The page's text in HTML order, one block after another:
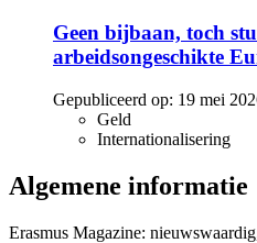
Geen bijbaan, toch
arbeidsongeschikte
Gepubliceerd op: 19 mei
Geld
Internationalisering
Algemene informatie
Erasmus Magazine: